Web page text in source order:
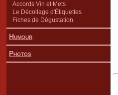
Accords Vin et Mets
Le Décollage d'Étiquettes
Fiches de Dégustation
Humour
Photos